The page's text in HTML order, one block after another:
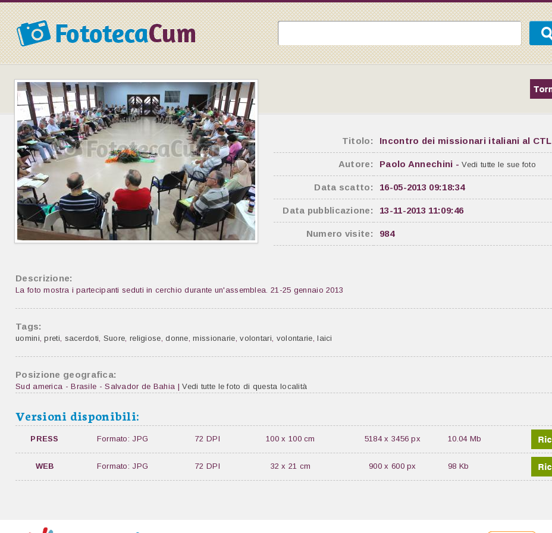
Titolo: Incontro dei missionari italiani al CTL
Autore: Paolo Annechini -Vedi tutte le sue foto
Data scatto: 16-05-2013 09:18:34
Data pubblicazione: 13-11-2013 11:09:46
Numero visite: 984
Descrizione:
La foto mostra i partecipanti seduti in cerchio durante un'assemblea. 21-25 gennaio 2013
Tags:
uomini,preti, sacerdoti, Suore, religiose,donne,missionarie,volontari, volontarie,laici
Posizione geografica:
Sud america - Brasile - Salvador de Bahia |Vedi tutte le foto di questa località
Versioni disponibili:
PRESS Formato: JPG 72 DPI 100 x 100 cm 5184 x 3456 px 10.04 Mb
WEB Formato: JPG 72 DPI 32 x 21 cm 900 x 600 px 98 Kb